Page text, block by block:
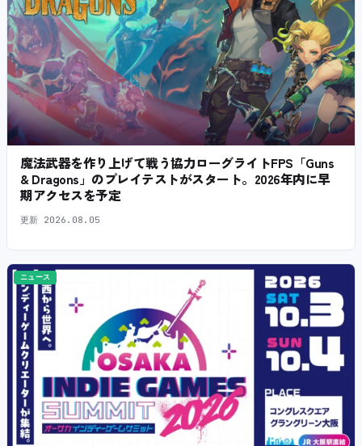
魔法武器を作り上げて戦う協力ローグライトFPS「Guns
& Dragons」のプレイテストがスタート。2026年内に早
期アクセスを予定
更新 2026.08.05
ニュース